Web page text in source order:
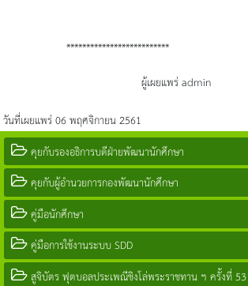
**************************
วันที่เผยแพร่ 06 พฤศจิกายน 2561
ผู้เผยแพร่ admin
คุยกับรองอธิการบดีฝ่ายพัฒนานักศึกษา
คุยกับผู้อำนวยการกองพัฒนานักศึกษา
คู่มือนักศึกษา
คู่มือการใช้งานระบบ SDD
สูจิบัตร ฟุตบอลประเพณีชิงโล่พระราชทาน ฯ ครั้งที่ 53